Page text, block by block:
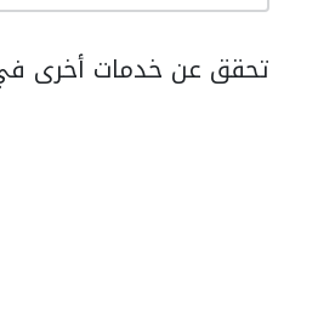
تحقق عن خدمات أخرى